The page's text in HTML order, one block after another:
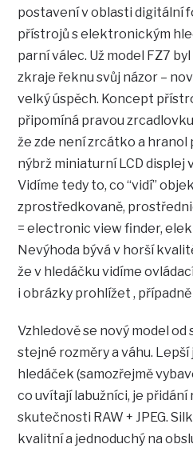
postavení v oblasti digitální
přístrojů s elektronickým
parní válec. Už model FZ7
zkraje řeknu svůj názor –
velký úspěch. Koncept
připomíná pravou
že zde není zrcátko a hranol
nýbrž miniaturní LCD displej
Vidíme tedy to, co “vidí”
zprostředkovaně,
= electronic view finder,
Nevýhoda bývá v horší
že v hledáčku vidíme
i obrázky prohlížet , případně
Vzhledově se nový model od
stejné rozměry a váhu.
hledáček (samozřejmě
co uvítají labužníci, je přidání
skutečnosti RAW + JPEG.
kvalitní a jednoduchý na